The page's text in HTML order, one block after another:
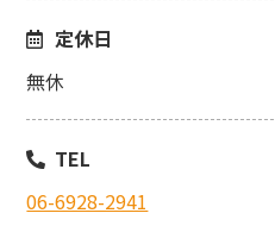
定休日
無休
TEL
06-6928-2941